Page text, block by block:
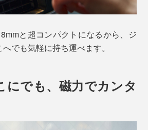
と超コンパクトになるから、ジ
でも気軽に持ち運べます。
にでも、磁力でカンタ